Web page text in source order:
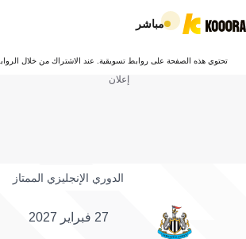
مباشر
تحتوي هذه الصفحة على روابط تسويقية. عند الاشتراك من خلال
إعلان
الدوري الإنجليزي الممتاز
27 فبراير 2027